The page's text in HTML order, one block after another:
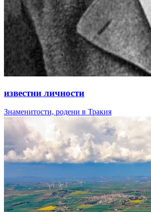
известни личности
Знаменитости, родени в Тракия